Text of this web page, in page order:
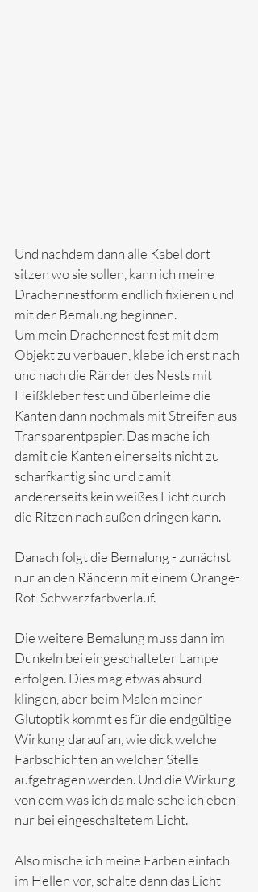
Und nachdem dann alle Kabel dort
sitzen wo sie sollen, kann ich meine
Drachennestform endlich fixieren und
mit der Bemalung beginnen.
Um mein Drachennest fest mit dem
Objekt zu verbauen, klebe ich erst nach
und nach die Ränder des Nests mit
Heißkleber fest und überleime die
Kanten dann nochmals mit Streifen aus
Transparentpapier. Das mache ich
damit die Kanten einerseits nicht zu
scharfkantig sind und damit
andererseits kein weißes Licht durch
die Ritzen nach außen dringen kann.
Danach folgt die Bemalung - zunächst
nur an den Rändern mit einem Orange-
Rot-Schwarzfarbverlauf.
Die weitere Bemalung muss dann im
Dunkeln bei eingeschalteter Lampe
erfolgen. Dies mag etwas absurd
klingen, aber beim Malen meiner
Glutoptik kommt es für die endgültige
Wirkung darauf an, wie dick welche
Farbschichten an welcher Stelle
aufgetragen werden. Und die Wirkung
von dem was ich da male sehe ich eben
nur bei eingeschaltetem Licht.
Also mische ich meine Farben einfach
im Hellen vor, schalte dann das Licht